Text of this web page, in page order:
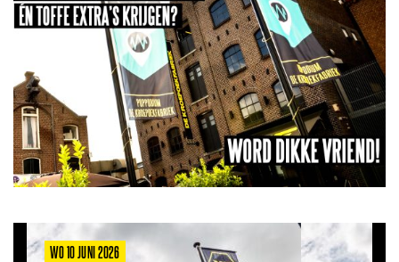
WO 10 JUNI 2026